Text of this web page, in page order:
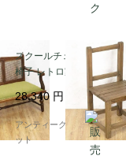
スクールチェア 学校の
椅子 レトロ家具 教室
ヴィンテージ アンティ
ーク 日本製 子供 かわ
いい 小ぶり サービス品
28,340 円
アンティークブルーパロ
ット